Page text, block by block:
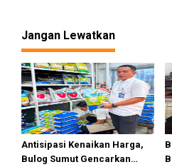
Jangan Lewatkan
Antisipasi Kenaikan Harga,
Bulog Sumut Gencarkan